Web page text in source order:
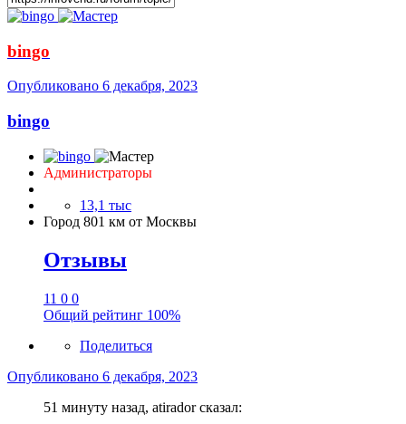
bingo
Опубликовано 6 декабря, 2023
bingo
Администраторы
13,1 тыс
Город 801 км от Москвы
Отзывы
11 0 0
Общий рейтинг 100%
Поделиться
Опубликовано 6 декабря, 2023
51 минуту назад, atirador сказал: